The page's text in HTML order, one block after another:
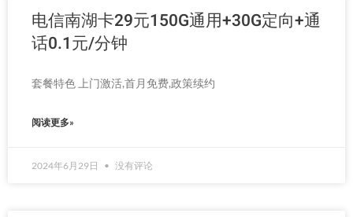
电信南湖卡29元150G通用+30G定向+通
话0.1元/分钟
套餐特色 上门激活,首月免费,政策续约
阅读更多»
2024年6月29日 没有评论